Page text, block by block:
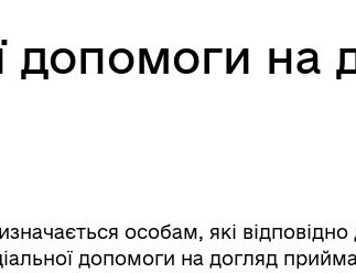
допомоги на
особам, які відповідно
допомоги на догляд